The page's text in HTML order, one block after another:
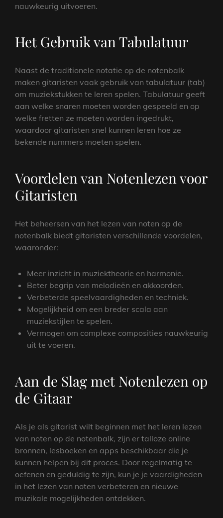
nauwkeurig uitvoeren.
Het Gebruik van Tabulatuur
Naast de traditionele notatie op de notenbalk
maken gitaristen vaak gebruik van tabulatuur (tab)
om muziekstukken te leren spelen. Tabulatuur geeft
aan welke snaren moeten worden gespeeld en op
welke fretten ze moeten worden ingedrukt,
waardoor gitaristen snel kunnen leren hoe ze
bekende nummers moeten spelen.
Voordelen van Notenlezen voor
Gitaristen
Het beheersen van het lezen van noten op de
notenbalk biedt gitaristen verschillende voordelen,
waaronder:
Meer inzicht in muziektheorie en harmonie.
Beter begrip van melodieën en akkoorden.
Verbeterde speelvaardigheden en techniek.
Mogelijkheid om een breder scala aan
muziekstijlen te spelen.
Vermogen om complexe composities nauwkeurig
uit te voeren.
Aan de Slag met Notenlezen op
de Gitaar
Als je als gitarist wilt beginnen met het leren lezen
van noten op de notenbalk, zijn er talloze online
bronnen, lesboeken en apps beschikbaar die je
kunnen helpen bij dit proces. Door regelmatig te
oefenen en geduldig te zijn, kun je je vaardigheden
in het lezen van noten verbeteren en nieuwe
muzikale mogelijkheden ontdekken.